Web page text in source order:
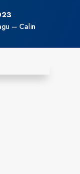
– Calin